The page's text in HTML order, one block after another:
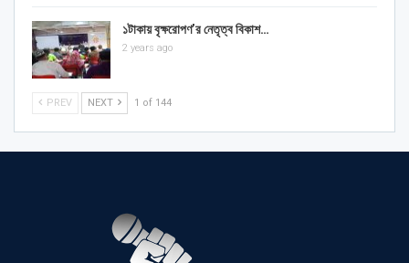
১টাকায় বৃক্ষরোপণ’র নেতৃত্ব বিকাশ…
2 years ago
PREV NEXT 1 of 144